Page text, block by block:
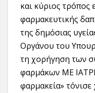
και κύριος τρόπος
φαρμακευτικής
της δημόσιας
Οργάνου του
τη χορήγηση των
φαρμάκων ΜΕ
φαρμακεία»